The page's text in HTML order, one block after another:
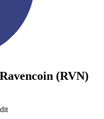
Ravencoin (RVN)